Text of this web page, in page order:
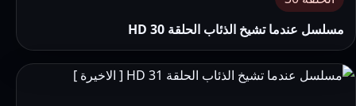
مسلسل عندما تشيخ الذئاب الحلقة 30 HD